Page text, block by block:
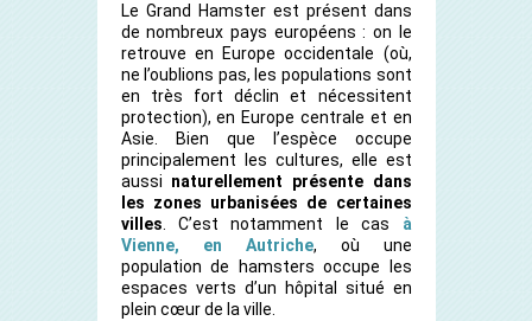
Le Grand Hamster est présent dans
de nombreux pays européens : on le
retrouve en Europe occidentale (où,
ne l’oublions pas, les populations sont
en très fort déclin et nécessitent
protection), en Europe centrale et en
Asie. Bien que l’espèce occupe
principalement les cultures, elle est
aussi naturellement présente dans
les zones urbanisées de certaines
villes. C’est notamment le cas à
Vienne, en Autriche, où une
population de hamsters occupe les
espaces verts d’un hôpital situé en
plein cœur de la ville.